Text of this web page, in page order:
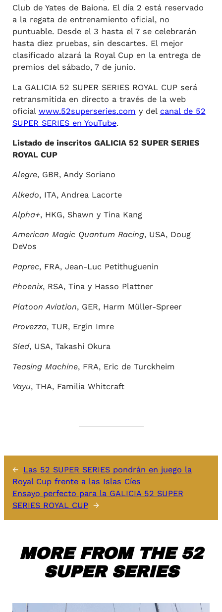
Club de Yates de Baiona. El día 2 está reservado
a la regata de entrenamiento oficial, no
puntuable. Desde el 3 hasta el 7 se celebrarán
hasta diez pruebas, sin descartes. El mejor
clasificado alzará la Royal Cup en la entrega de
premios del sábado, 7 de junio.
La GALICIA 52 SUPER SERIES ROYAL CUP será
retransmitida en directo a través de la web
oficial www.52superseries.com y del canal de 52
SUPER SERIES en YouTube.
Listado de inscritos GALICIA 52 SUPER SERIES
ROYAL CUP
Alegre, GBR, Andy Soriano
Alkedo, ITA, Andrea Lacorte
Alpha+, HKG, Shawn y Tina Kang
American Magic Quantum Racing, USA, Doug
DeVos
Paprec, FRA, Jean-Luc Petithuguenin
Phoenix, RSA, Tina y Hasso Plattner
Platoon Aviation, GER, Harm Müller-Spreer
Provezza, TUR, Ergin Imre
Sled, USA, Takashi Okura
Teasing Machine, FRA, Eric de Turckheim
Vayu, THA, Familia Whitcraft
← Las 52 SUPER SERIES pondrán en juego la
Royal Cup frente a las Islas Cíes
Ensayo perfecto para la GALICIA 52 SUPER
SERIES ROYAL CUP →
MORE FROM THE 52
SUPER SERIES